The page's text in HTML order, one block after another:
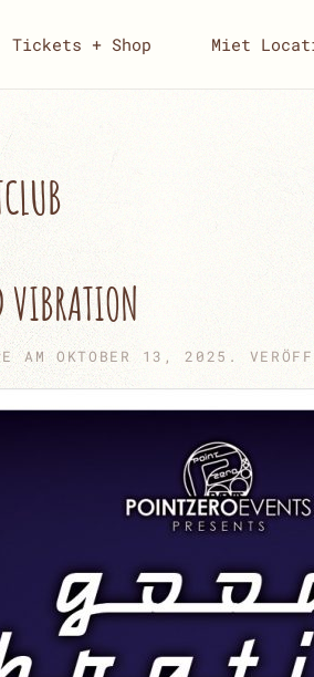
Tickets + Shop Miet
AM OKTOBER 13, 2025 .